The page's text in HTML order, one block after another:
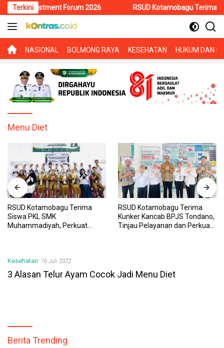
Langsung
ke
konten
Terkini
Investment Forum 2026 RSUD Kotamobagu Terima Siswa
BERANDA
NASIONAL BOLMONG RAYA KESEHATAN HUKUM DAN
Menu Diet
RSUD Kotamobagu Terima
Siswa PKL SMK
Muhammadiyah, Perkuat
RSUD Kotamobagu Terima
Kunker Kancab BPJS Tondano,
Tinjau Pelayanan dan Perkuat
Kesehatan 16 Juli 2022
3 Alasan Telur Ayam Cocok Jadi Menu Diet
Berita Trending